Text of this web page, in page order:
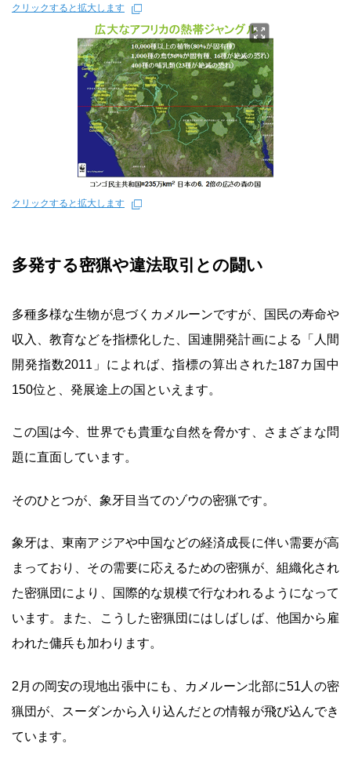
クリックすると拡大します
クリックすると拡大します
多発する密猟や違法取引との闘い
多種多様な生物が息づくカメルーンですが、国民の寿命や
収入、教育などを指標化した、国連開発計画による「人間
開発指数2011」によれば、指標の算出された187カ国中
150位と、発展途上の国といえます。
この国は今、世界でも貴重な自然を脅かす、さまざまな問
題に直面しています。
そのひとつが、象牙目当てのゾウの密猟です。
象牙は、東南アジアや中国などの経済成長に伴い需要が高
まっており、その需要に応えるための密猟が、組織化され
た密猟団により、国際的な規模で行なわれるようになって
います。また、こうした密猟団にはしばしば、他国から雇
われた傭兵も加わります。
2月の岡安の現地出張中にも、カメルーン北部に51人の密
猟団が、スーダンから入り込んだとの情報が飛び込んでき
ています。